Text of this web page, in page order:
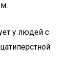
у людей с